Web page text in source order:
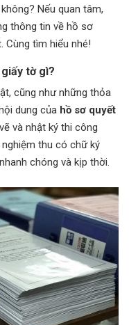
Nếu quan tâm,
thông tin về hồ sơ
tìm hiểu nhé!
tờ gì?
cũng như những thỏa
dung của hồ sơ quyết
và nhật ký thi công
thu có chữ ký
chóng và kịp thời.